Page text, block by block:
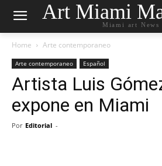
Art Miami
Miami art News
Home Arte contemporaneo
Arte contemporaneo Español
Artista Luis
expone en Miami
Por Editorial -